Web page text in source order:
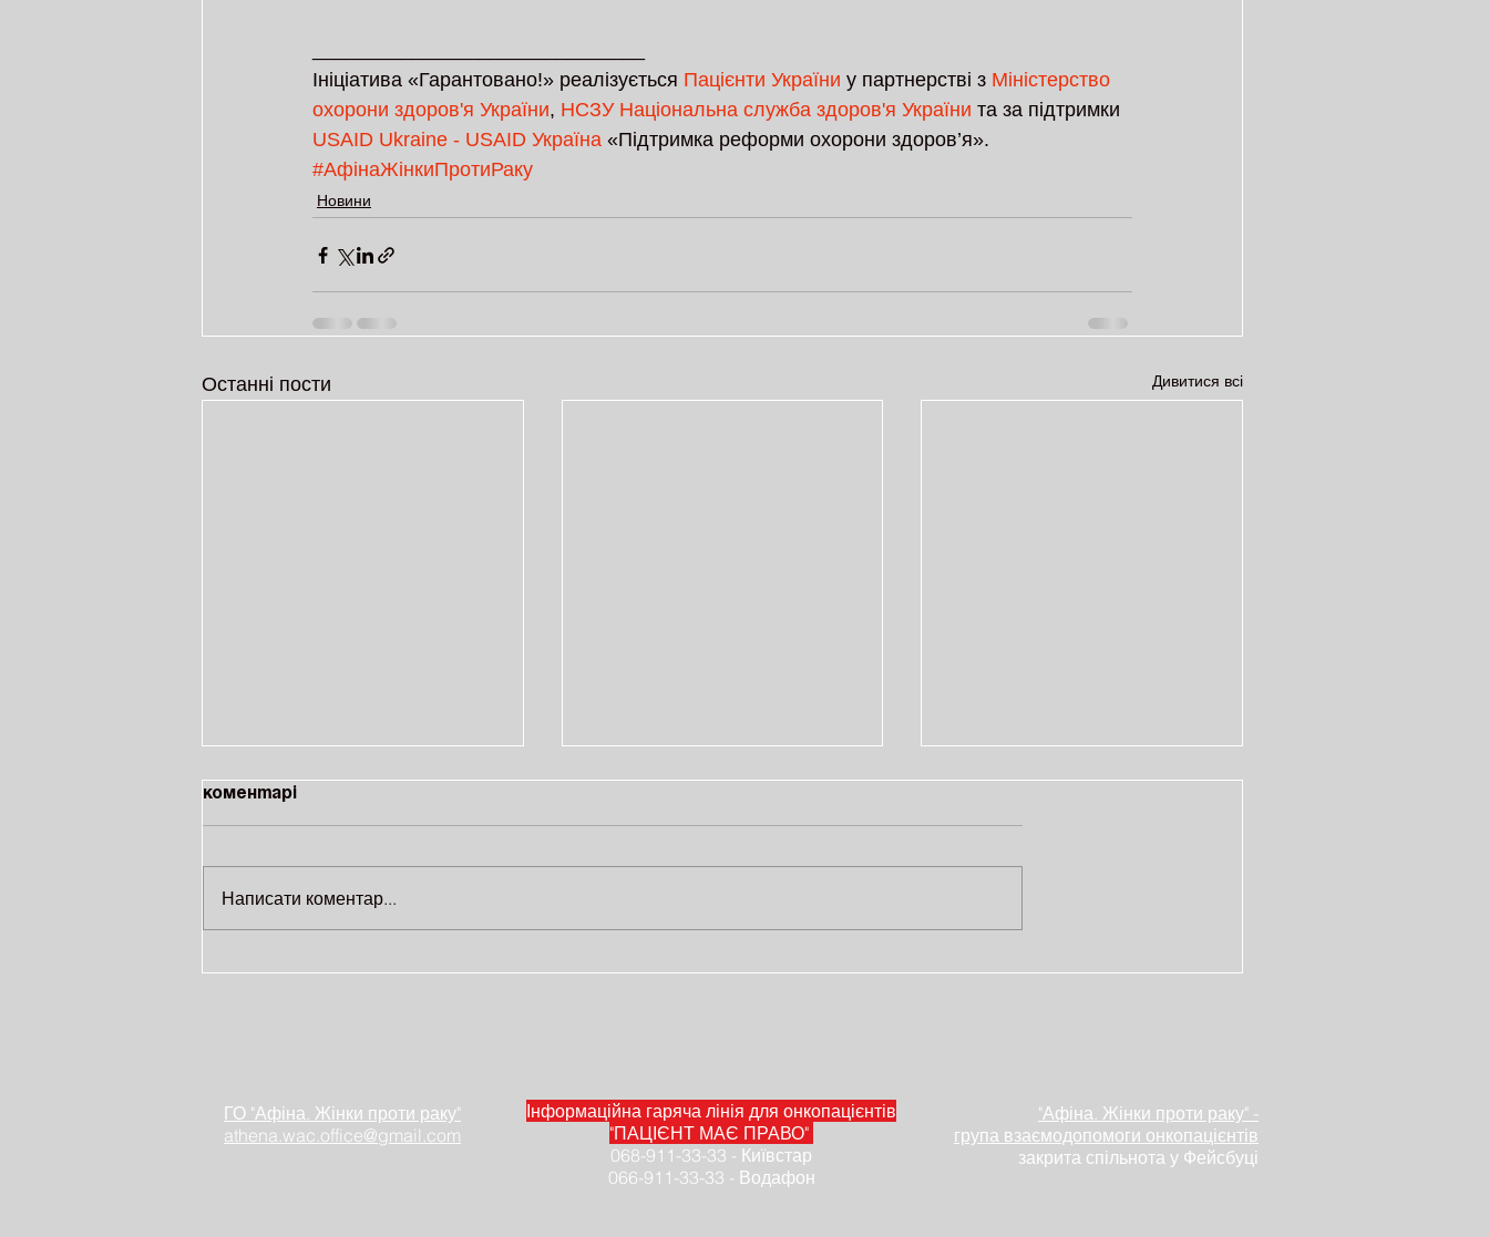
Ініціатива «Гарантовано!» реалізується Пацієнти України у партнерстві з Міністерство
охорони здоров'я України, НСЗУ Національна служба здоров'я України та за підтримки
USAID Ukraine - USAID Україна «Підтримка реформи охорони здоров’я».
#АфінаЖінкиПротиРаку
Новини
Останні пости Дивитися всі
Коментарі
Написати коментар...
ГО "Афіна. Жінки проти раку"
athena.wac.office@gmail.com
"Афіна. Жінки проти раку" -
група взаємодопомоги онкопацієнтів
закрита спільнота у Фейсбуці
Інформаційна гаряча лінія для онкопацієнтів
"ПАЦІЄНТ МАЄ ПРАВО"
068-911-33-33 - Київстар
066-911-33-33 - Водафон